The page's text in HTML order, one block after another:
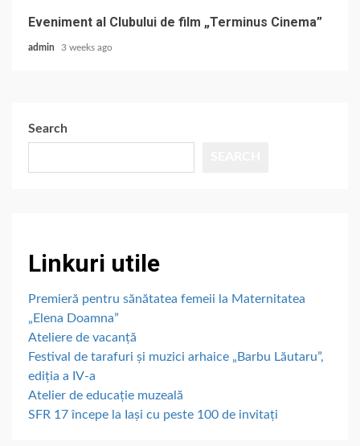
Eveniment al Clubului de film „Terminus Cinema”
admin 3 weeks ago
Search
Linkuri utile
Premieră pentru sănătatea femeii la Maternitatea
„Elena Doamna”
Ateliere de vacanță
Festival de tarafuri și muzici arhaice „Barbu Lăutaru”,
ediția a IV-a
Atelier de educație muzeală
SFR 17 începe la Iași cu peste 100 de invitați